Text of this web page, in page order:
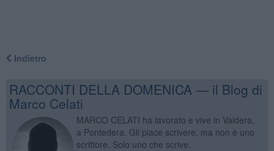
Indietro
RACCONTI DELLA DOMENICA — il Blog di
Marco Celati
MARCO CELATI ha lavorato e vive in Valdera,
a Pontedera. Gli piace scrivere, ma non è uno
scrittore. Solo uno che scrive.